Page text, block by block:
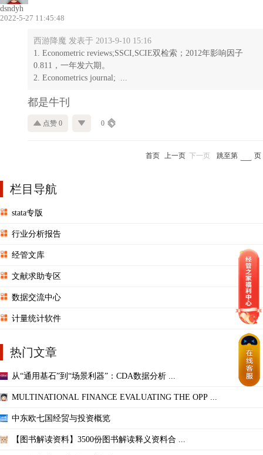
dsndyh
2022-5-27 11:45:48
西游降魔 发表于 2013-9-10 15:16
1. Econometric reviews;SSCI,SCIE双检索；2012年影响因子
0.811，一年发六期。
2. Econometrics journal; ...
都是牛刊
点赞 0 0
首页 上一页 下一页 跳至第 页
栏目导航
stata专版
行业分析报告
经管文库
文献求助专区
数据交流中心
计量统计软件
热门文章
从“通用基石”到“场景利器”：CDA数据分析 ...
MULTINATIONAL FINANCE EVALUATING THE OPP ...
中东欧七国经贸与投资概览
【图书解读资料】3500份图书解读释义资料合 ...